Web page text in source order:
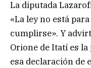
La diputada
«La ley no está
cumplirse». Y
Orione de Itatí es
esa declaración de